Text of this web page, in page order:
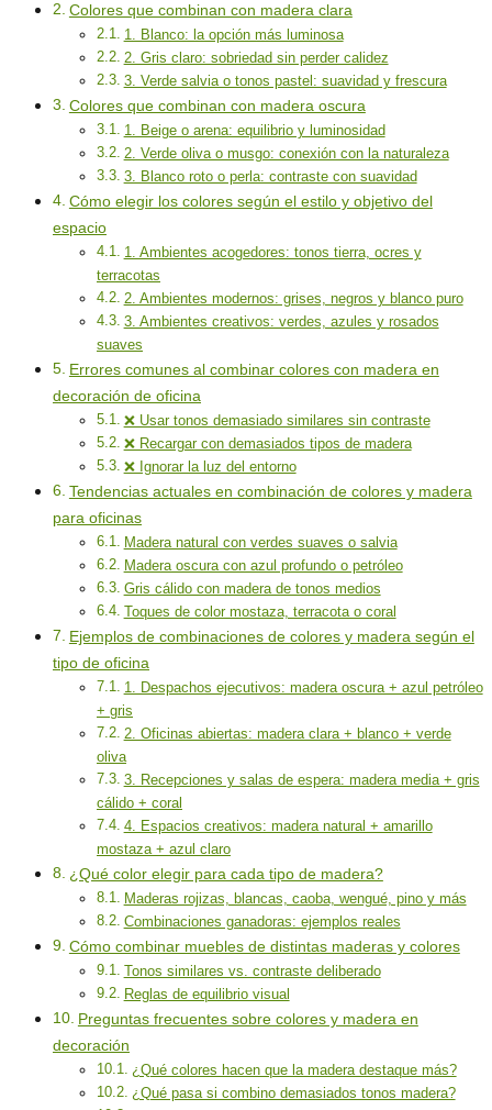
Colores que combinan con madera clara
1. Blanco: la opción más luminosa
2. Gris claro: sobriedad sin perder calidez
3. Verde salvia o tonos pastel: suavidad y frescura
Colores que combinan con madera oscura
1. Beige o arena: equilibrio y luminosidad
2. Verde oliva o musgo: conexión con la naturaleza
3. Blanco roto o perla: contraste con suavidad
Cómo elegir los colores según el estilo y objetivo del
espacio
1. Ambientes acogedores: tonos tierra, ocres y
terracotas
2. Ambientes modernos: grises, negros y blanco puro
3. Ambientes creativos: verdes, azules y rosados
suaves
Errores comunes al combinar colores con madera en
decoración de oficina
❌ Usar tonos demasiado similares sin contraste
❌ Recargar con demasiados tipos de madera
❌ Ignorar la luz del entorno
Tendencias actuales en combinación de colores y madera
para oficinas
Madera natural con verdes suaves o salvia
Madera oscura con azul profundo o petróleo
Gris cálido con madera de tonos medios
Toques de color mostaza, terracota o coral
Ejemplos de combinaciones de colores y madera según el
tipo de oficina
1. Despachos ejecutivos: madera oscura + azul petróleo
+ gris
2. Oficinas abiertas: madera clara + blanco + verde
oliva
3. Recepciones y salas de espera: madera media + gris
cálido + coral
4. Espacios creativos: madera natural + amarillo
mostaza + azul claro
¿Qué color elegir para cada tipo de madera?
Maderas rojizas, blancas, caoba, wengué, pino y más
Combinaciones ganadoras: ejemplos reales
Cómo combinar muebles de distintas maderas y colores
Tonos similares vs. contraste deliberado
Reglas de equilibrio visual
Preguntas frecuentes sobre colores y madera en
decoración
¿Qué colores hacen que la madera destaque más?
¿Qué pasa si combino demasiados tonos madera?